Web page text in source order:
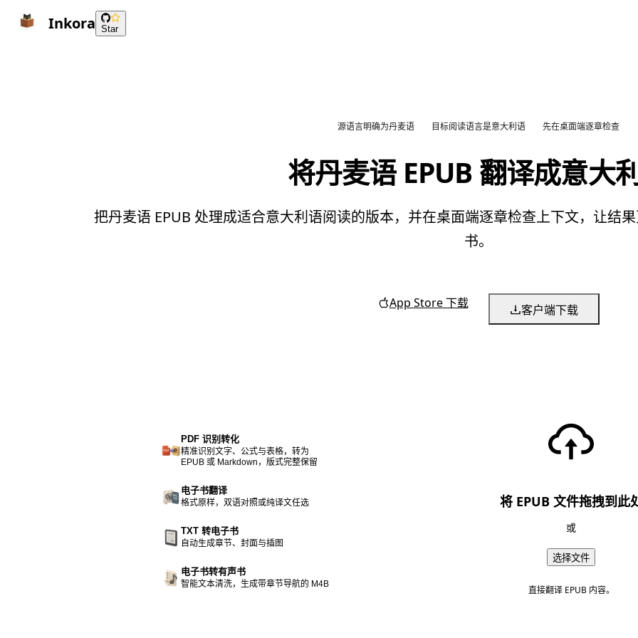
Inkora Star
源语言明确为丹麦语 目标阅读语言是意大利语 先在桌面端逐章检查
将丹麦语 EPUB 翻译成意大
把丹麦语 EPUB 处理成适合意大利语阅读的版本，并在桌面端逐章检查上下文，让结
书。
App Store 下载 客户端下载
PDF 识别转化
精准识别文字、公式与表格，转为
EPUB 或 Markdown，版式完整保留
电子书翻译
格式原样，双语对照或纯译文任选
TXT 转电子书
自动生成章节、封面与插图
电子书转有声书
智能文本清洗，生成带章节导航的 M4B
将 EPUB 文件拖拽到此
或
选择文件
直接翻译 EPUB 内容。